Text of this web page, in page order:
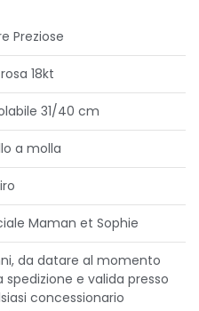
Preziose
18kt
31/40 cm
a molla
Maman et Sophie
da datare al momento
spedizione e valida presso
concessionario